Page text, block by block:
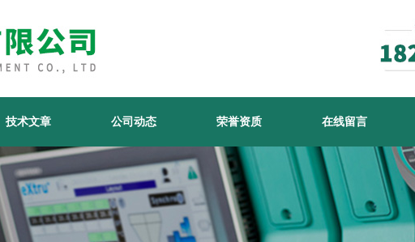
技术文章 公司动态 荣誉资质 在线留言